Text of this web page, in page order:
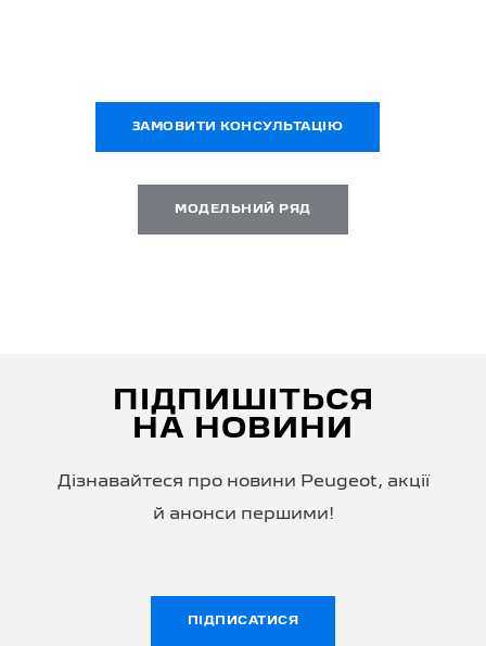
ЗАМОВИТИ КОНСУЛЬТАЦІЮ
МОДЕЛЬНИЙ РЯД
ПІДПИШІТЬСЯ
НА НОВИНИ
Дізнавайтеся про новини Peugeot, акції
й анонси першими!
ПІДПИСАТИСЯ